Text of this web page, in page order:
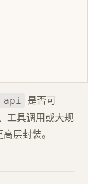
api
是否可
工具调用或大规
层封装。